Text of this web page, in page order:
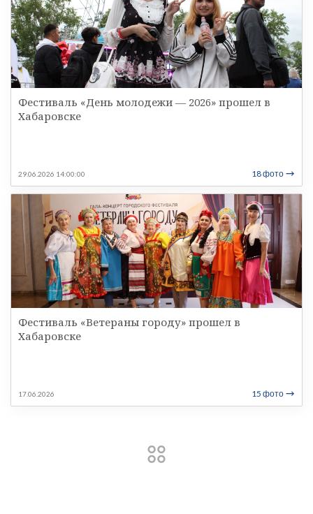
Фестиваль «День молодежи — 2026» прошел в
Хабаровске
29.06.2026 14:00:00 18 фото
Фестиваль «Ветераны городу» прошел в
Хабаровске
17.06.2026 15 фото